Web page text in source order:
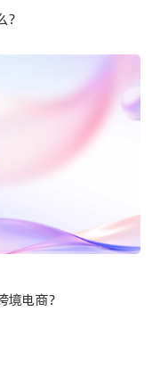
电商？